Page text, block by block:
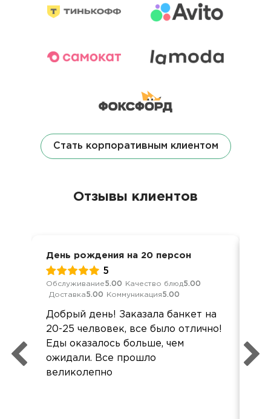
Стать корпоративным клиентом
Отзывы клиентов
День рождения на 20 персон
5
Обслуживание5.00 Качество блюд5.00
Доставка5.00 Коммуникация5.00
Добрый день! Заказала банкет на
20-25 челвовек, все было отлично!
Еды оказалось больше, чем
ожидали. Все прошло
великолепно